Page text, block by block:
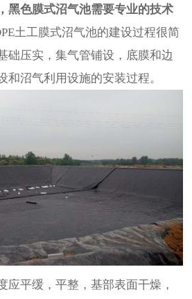
黑色膜式沼气池需要专业的技术
土工膜式沼气池的建设过程很简
础压实，集气管铺设，底膜和边
和沼气利用设施的安装过程。
应平缓，平整，基部表面干燥，